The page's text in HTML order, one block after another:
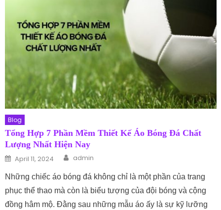
Blog
Tổng Hợp 7 Phần Mềm Thiết Kế Áo Bóng Đá Chất
Lượng Nhất Hiện Nay
Posted on
April 11, 2024 Author
admin
Những chiếc áo bóng đá không chỉ là một phần của trang
phục thể thao mà còn là biểu tượng của đội bóng và cộng
đồng hâm mộ. Đằng sau những mẫu áo ấy là sự kỹ lưỡng